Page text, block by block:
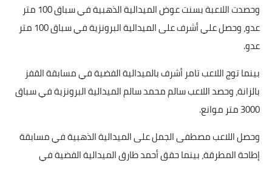
وحصدت اللاعبة بسنت عوض الميدالية الذهبية في سباق 100 متر
عدو، وحصل علي أشرف على الميدالية البرونزية في سباق 100 متر
عدو.
بينما توج اللاعب تامر أشرف بالميدالية الفضية في مسابقة القفز
بالزانة، وحصد اللاعب سالم محمد سالم الميدالية البرونزية في سباق
3000 متر موانع.
وحصل اللاعب مصطفى الجمل على الميدالية الذهبية في مسابقة
إطاحة المطرقة، بينما حقق أحمد طارق الميدالية الفضية في